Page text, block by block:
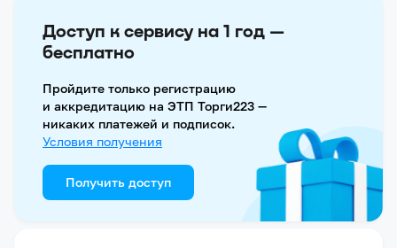
Доступ к сервису на 1 год —
бесплатно
Пройдите только регистрацию
и аккредитацию на ЭТП Торги223 —
никаких платежей и подписок.
Условия получения
Получить доступ